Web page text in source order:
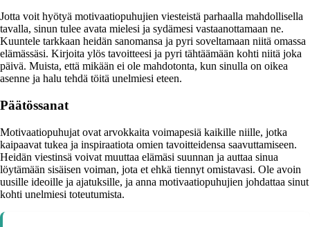
Jotta voit hyötyä motivaatiopuhujien viesteistä parhaalla mahdollisella
tavalla, sinun tulee avata mielesi ja sydämesi vastaanottamaan ne.
Kuuntele tarkkaan heidän sanomansa ja pyri soveltamaan niitä omassa
elämässäsi. Kirjoita ylös tavoitteesi ja pyri tähtäämään kohti niitä joka
päivä. Muista, että mikään ei ole mahdotonta, kun sinulla on oikea
asenne ja halu tehdä töitä unelmiesi eteen.
Päätössanat
Motivaatiopuhujat ovat arvokkaita voimapesiä kaikille niille, jotka
kaipaavat tukea ja inspiraatiota omien tavoitteidensa saavuttamiseen.
Heidän viestinsä voivat muuttaa elämäsi suunnan ja auttaa sinua
löytämään sisäisen voiman, jota et ehkä tiennyt omistavasi. Ole avoin
uusille ideoille ja ajatuksille, ja anna motivaatiopuhujien johdattaa sinut
kohti unelmiesi toteutumista.